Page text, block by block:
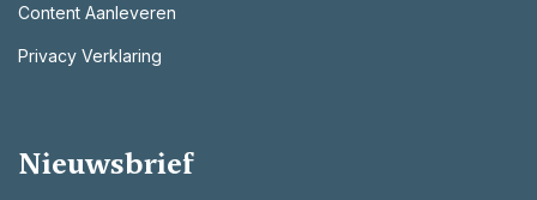
Content Aanleveren
Privacy Verklaring
Nieuwsbrief